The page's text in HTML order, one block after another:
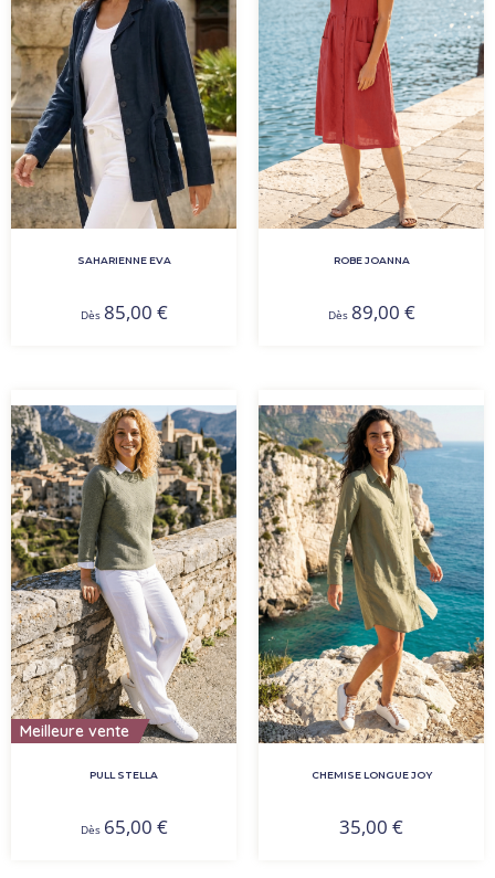
SAHARIENNE EVA
Dès 85,00 €
ROBE JOANNA
Dès 89,00 €
Meilleure vente
PULL STELLA
Dès 65,00 €
CHEMISE LONGUE JOY
35,00 €